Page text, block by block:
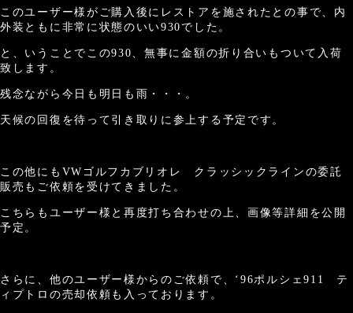
このユーザー様がご購入後にレストアを施されたとの事で、内
外装ともに非常に状態のいい930でした。
と、いうことでこの930、無事に金額の折り合いもついて入荷
致します。
残念ながら今日も明日も雨・・・。
天候の回復を待って引き取りに参上する予定です。
この他にもVWゴルフカブリオレ クラッシックラインの委託
販売もご依頼を受けてきました。
こちらもユーザー様と再度打ち合わせの上、画像等詳細を公開
予定。
さらに、他のユーザー様からのご依頼で、‘96ポルシェ911 テ
ィプトロの売却依頼も入っております。